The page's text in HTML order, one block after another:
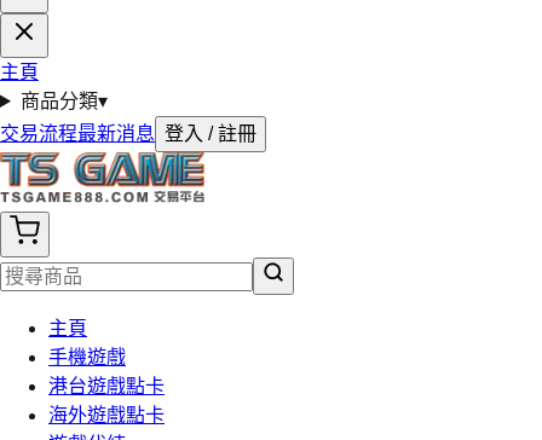
主頁
商品分類▾
交易流程最新消息 登入 / 註冊
主頁
手機遊戲
港台遊戲點卡
海外遊戲點卡